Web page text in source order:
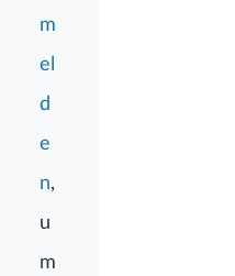
m
el
d
e
n,
u
m